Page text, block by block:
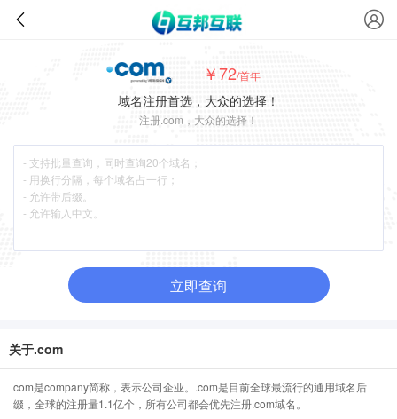
￥72/首年
域名注册首选，大众的选择！
注册.com，大众的选择！
立即查询
关于.com
com是company简称，表示公司企业。.com是目前全球最流行的通用域名后
缀，全球的注册量1.1亿个，所有公司都会优先注册.com域名。